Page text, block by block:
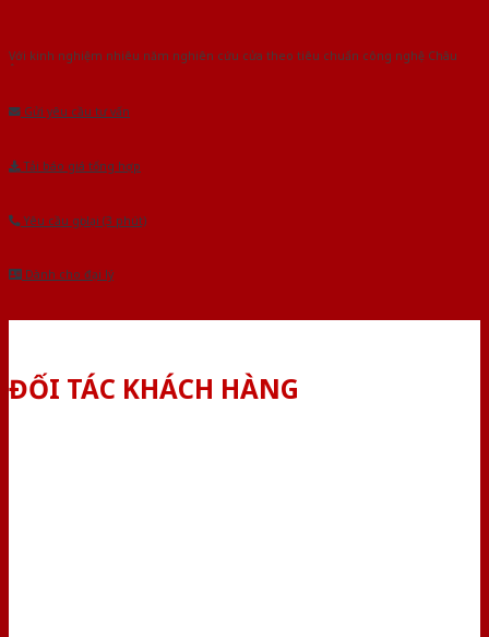
Với kinh nghiệm nhiêu năm nghiên cứu cửa theo tiêu chuẩn công nghệ Châu
Gửi yêu cầu tư vấn
Tải báo giá tổng hợp
Yêu cầu gọi lại (3 phút)
Dành cho đại lý
ĐỐI TÁC KHÁCH HÀNG